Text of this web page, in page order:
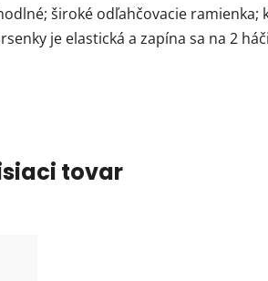
široké odľahčovacie ramienka;
je elastická a zapína sa na 2
tovar